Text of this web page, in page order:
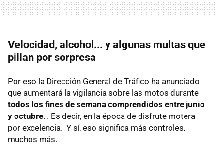
Velocidad, alcohol... y algunas multas que
pillan por sorpresa
Por eso la Dirección General de Tráfico ha anunciado
que aumentará la vigilancia sobre las motos durante
todos los fines de semana comprendidos entre junio
y octubre... Es decir, en la época de disfrute motera
por excelencia. Y sí, eso significa más controles,
muchos más.